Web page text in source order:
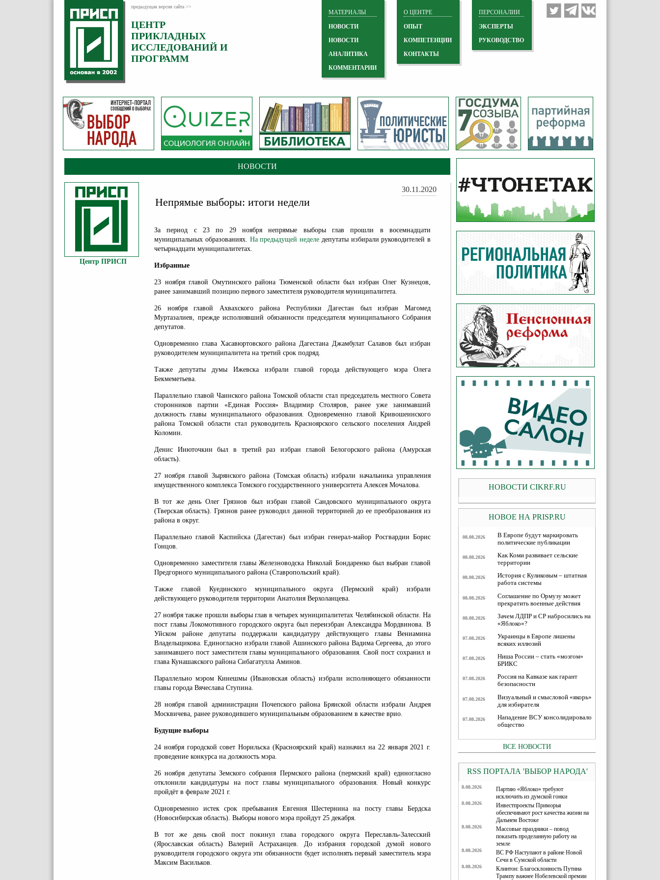
предыдущая версия сайта >>
ЦЕНТР
ПРИКЛАДНЫХ
ИССЛЕДОВАНИЙ И
ПРОГРАММ
ПЕРСОНАЛИИ
ЭКСПЕРТЫ
РУКОВОДСТВО
О ЦЕНТРЕ
ОПЫТ
КОМПЕТЕНЦИИ
КОНТАКТЫ
МАТЕРИАЛЫ
НОВОСТИ
НОВОСТИ
АНАЛИТИКА
КОММЕНТАРИИ
НОВОСТИ
Центр ПРИСП
30.11.2020
Непрямые выборы: итоги недели
За период с 23 по 29 ноября непрямые выборы глав прошли в восемнадцати
муниципальных образованиях. На предыдущей неделе депутаты избирали руководителей в
четырнадцати муниципалитетах.
Избранные
23 ноября главой Омутинского района Тюменской области был избран Олег Кузнецов,
ранее занимавший позицию первого заместителя руководителя муниципалитета.
26 ноября главой Ахвахского района Республики Дагестан был избран Магомед
Муртазалиев, прежде исполнявший обязанности председателя муниципального Собрания
депутатов.
Одновременно глава Хасавюртовского района Дагестана Джамбулат Салавов был избран
руководителем муниципалитета на третий срок подряд.
Также депутаты думы Ижевска избрали главой города действующего мэра Олега
Бекмеметьева.
Параллельно главой Чаинского района Томской области стал председатель местного Совета
сторонников партии «Единая Россия» Владимир Столяров, ранее уже занимавший
должность главы муниципального образования. Одновременно главой Кривошеинского
района Томской области стал руководитель Красноярского сельского поселения Андрей
Коломин.
Денис Инюточкин был в третий раз избран главой Белогорского района (Амурская
область).
27 ноября главой Зырянского района (Томская область) избрали начальника управления
имущественного комплекса Томского государственного университета Алексея Мочалова.
В тот же день Олег Грязнов был избран главой Сандовского муниципального округа
(Тверская область). Грязнов ранее руководил данной территорией до ее преобразования из
района в округ.
Параллельно главой Каспийска (Дагестан) был избран генерал-майор Росгвардии Борис
Гонцов.
Одновременно заместителя главы Железноводска Николай Бондаренко был выбран главой
Предгорного муниципального района (Ставропольский край).
Также главой Куединского муниципального округа (Пермский край) избрали
действующего руководителя территории Анатолия Верхоланцева.
27 ноября также прошли выборы глав в четырех муниципалитетах Челябинской области. На
пост главы Локомотивного городского округа был переизбран Александра Мордвинова. В
Уйском районе депутаты поддержали кандидатуру действующего главы Вениамина
Владельщикова. Единогласно избрали главой Ашинского района Вадима Сергеева, до этого
занимавшего пост заместителя главы муниципального образования. Свой пост сохранил и
глава Кунашакского района Сибагатулла Аминов.
Параллельно мэром Кинешмы (Ивановская область) избрали исполняющего обязанности
главы города Вячеслава Ступина.
28 ноября главой администрации Почепского района Брянской области избрали Андрея
Москвичева, ранее руководившего муниципальным образованием в качестве врио.
Будущие выборы
24 ноября городской совет Норильска (Красноярский край) назначил на 22 января 2021 г.
проведение конкурса на должность мэра.
26 ноября депутаты Земского собрания Пермского района (пермский край) единогласно
отклонили кандидатуры на пост главы муниципального образования. Новый конкурс
пройдёт в феврале 2021 г.
Одновременно истек срок пребывания Евгения Шестернина на посту главы Бердска
(Новосибирская область). Выборы нового мэра пройдут 25 декабря.
В тот же день свой пост покинул глава городского округа Переславль-Залесский
(Ярославская область) Валерий Астраханцев. До избрания городской думой нового
руководителя городского округа эти обязанности будет исполнять первый заместитель мэра
Максим Васильков.
НОВОСТИ CIKRF.RU
НОВОЕ НА PRISP.RU
08.08.2026
В Европе будут маркировать
политические публикации
08.08.2026
Как Коми развивает сельские
территории
08.08.2026
История с Куликовым – штатная
работа системы
08.08.2026
Соглашение по Ормузу может
прекратить военные действия
08.08.2026
Зачем ЛДПР и СР набросились на
«Яблоко»?
07.08.2026
Украинцы в Европе лишены
всяких иллюзий
07.08.2026
Ниша России – стать «мозгом»
БРИКС
07.08.2026
Россия на Кавказе как гарант
безопасности
07.08.2026
Визуальный и смысловой «якорь»
для избирателя
07.08.2026
Нападение ВСУ консолидировало
общество
ВСЕ НОВОСТИ
RSS ПОРТАЛА 'ВЫБОР НАРОДА'
8.08.2026
Партию «Яблоко» требуют
исключить из думской гонки
8.08.2026
Инвестпроекты Приморья
обеспечивают рост качества жизни на
Дальнем Востоке
8.08.2026
Массовые праздники – повод
показать проделанную работу на
земле
8.08.2026
ВС РФ Наступают в районе Новой
Сечи в Сумской области
8.08.2026
Клинтон: Благосклонность Путина
Трампу важнее Нобелевской премии